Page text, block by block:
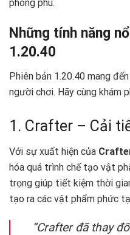
phong phú.
Những tính năng
1.20.40
Phiên bản 1.20.40 mang
người chơi. Hãy cùng khám
1. Crafter – Cải
Với sự xuất hiện của
hóa quá trình chế tạo vật
trọng giúp tiết kiệm thời
tạo ra các vật phẩm phức
“Crafter đã thay